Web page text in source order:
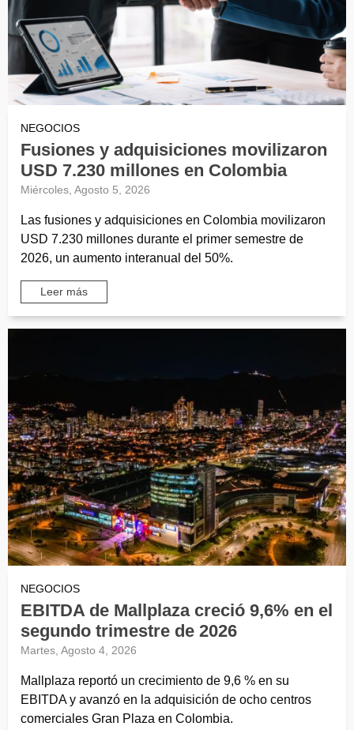
NEGOCIOS
Fusiones y adquisiciones movilizaron
USD 7.230 millones en Colombia
Miércoles, Agosto 5, 2026
Las fusiones y adquisiciones en Colombia movilizaron
USD 7.230 millones durante el primer semestre de
2026, un aumento interanual del 50%.
Leer más
NEGOCIOS
EBITDA de Mallplaza creció 9,6% en el
segundo trimestre de 2026
Martes, Agosto 4, 2026
Mallplaza reportó un crecimiento de 9,6 % en su
EBITDA y avanzó en la adquisición de ocho centros
comerciales Gran Plaza en Colombia.